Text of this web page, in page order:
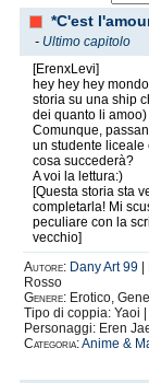
*C'est
- Ultimo capitolo
[ErenxLevi]
hey hey hey
storia su una ship
dei quanto li amoo)
Comunque,
un studente liceale
cosa succederà?
A voi la lettura:)
[Questa storia sta
completarla! Mi
peculiare con la
vecchio]
Autore: Dany Art 99
Rosso
Genere: Erotico,
Tipo di coppia: Yaoi |
Personaggi: Eren
Categoria:Anime &